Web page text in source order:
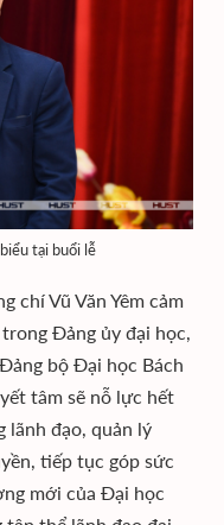
tại buổi lễ
chí Vũ Văn Yêm cảm
Đảng ủy đại học,
bộ Đại học Bách
tâm sẽ nỗ lực hết
lãnh đạo, quản lý
tiếp tục góp sức
mới của Đại học